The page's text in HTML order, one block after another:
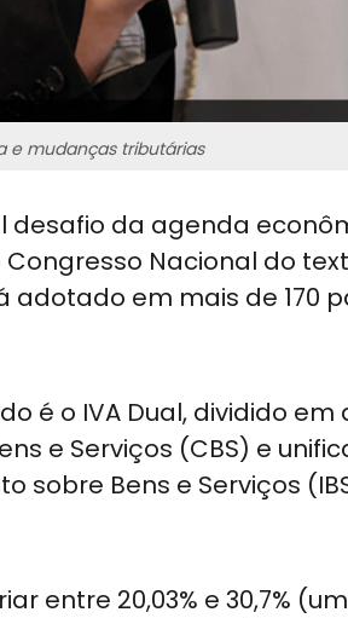
e mudanças tributárias
desafio da agenda
Nacional do
adotado em mais de 170
é o IVA Dual, dividido
e Serviços (CBS) e
Bens e Serviços
entre 20,03% e 30,7%